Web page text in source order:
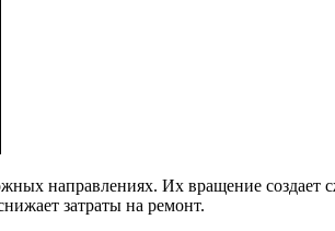
направлениях. Их вращение создает
затраты на ремонт.